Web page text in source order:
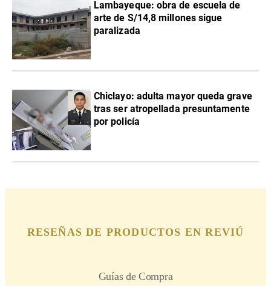
Lambayeque: obra de escuela de
arte de S/14,8 millones sigue
paralizada
Chiclayo: adulta mayor queda grave
tras ser atropellada presuntamente
por policía